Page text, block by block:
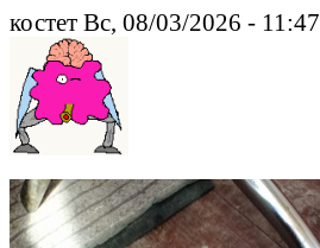
костет Вс, 08/03/2026 - 11:47